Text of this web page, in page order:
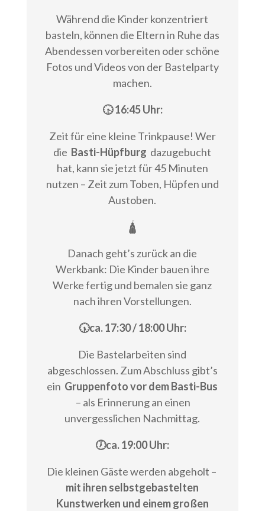
Während die Kinder konzentriert
basteln, können die Eltern in Ruhe das
Abendessen vorbereiten oder schöne
Fotos und Videos von der Bastelparty
machen.
🕟 16:45 Uhr:
Zeit für eine kleine Trinkpause! Wer
die Basti-Hüpfburg dazugebucht
hat, kann sie jetzt für 45 Minuten
nutzen – Zeit zum Toben, Hüpfen und
Austoben.
🛕
Danach geht’s zurück an die
Werkbank: Die Kinder bauen ihre
Werke fertig und bemalen sie ganz
nach ihren Vorstellungen.
🕠ca. 17:30 / 18:00 Uhr:
Die Bastelarbeiten sind
abgeschlossen. Zum Abschluss gibt’s
ein Gruppenfoto vor dem Basti-Bus
– als Erinnerung an einen
unvergesslichen Nachmittag.
🕖ca. 19:00 Uhr:
Die kleinen Gäste werden abgeholt –
mit ihren selbstgebastelten
Kunstwerken und einem großen